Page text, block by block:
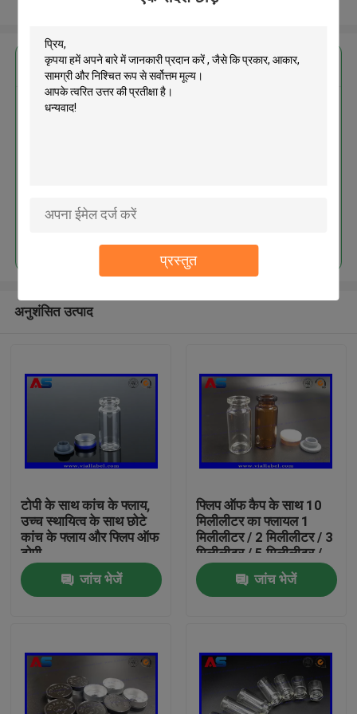
प्रस्तुत
उत्पादों
हमारे बारे में
सबसे उत्तम प्रतिदान प्राप्त करें
अनुशंसित उत्पाद
टोपी के साथ कांच के फ्लाय,
उच्च स्थायित्व के साथ छोटे
कांच के फ्लाय और फ्लिप ऑफ
टोपी
जांच भेजें
फ्लिप ऑफ कैप के साथ 10
मिलीलीटर का फ्लायल 1
मिलीलीटर / 2 मिलीलीटर / 3
मिलीलीटर / 5 मिलीलीटर /
10 मिलीलीटर क्षमता
जांच भेजें